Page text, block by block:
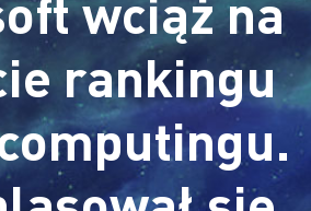
wciąż na
rankingu